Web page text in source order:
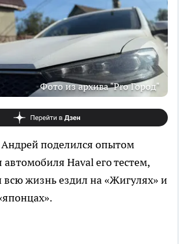
Фото из архива "Pro Город"
поделился опытом
Haval его тестем,
жизнь ездил на «Жигулях» и